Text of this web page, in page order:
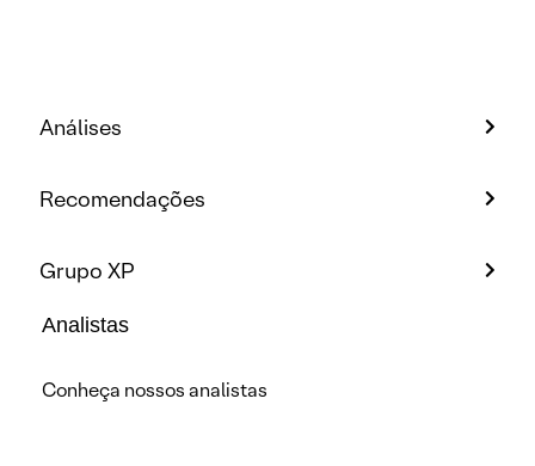
Análises
Recomendações
Grupo XP
Analistas
Conheça nossos analistas